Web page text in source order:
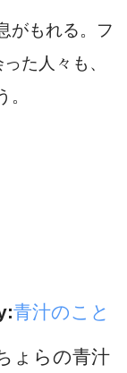
がもれる。フ
た人々も、
青汁のこと
ょらの青汁